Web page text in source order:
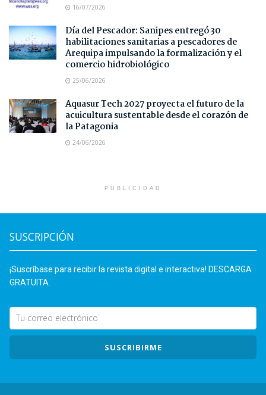
16/07/2026
Día del Pescador: Sanipes entregó 30
habilitaciones sanitarias a pescadores de
Arequipa impulsando la formalización y el
comercio hidrobiológico
25/06/2026
Aquasur Tech 2027 proyecta el futuro de la
acuicultura sustentable desde el corazón de
la Patagonia
24/06/2026
PUBLICIDAD
SUSCRIPCIÓN
¡Suscríbase para recibir la revista digital e interactiva! DESCARGA
GRATUITA.
SUSCRIBIRME